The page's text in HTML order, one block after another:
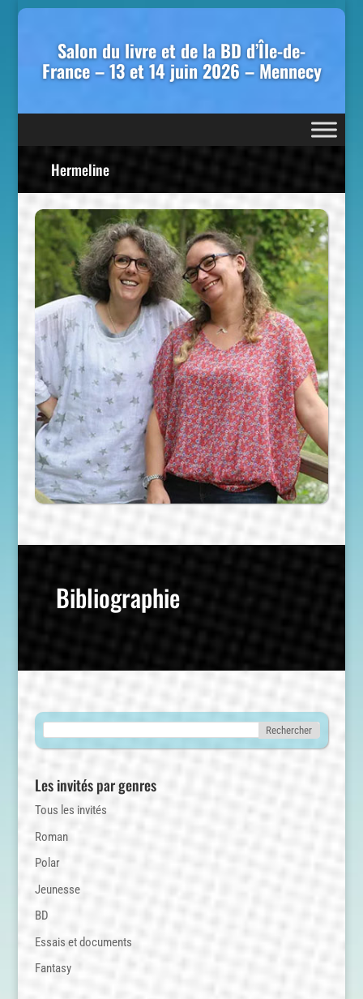
Salon du livre et de la BD d’Île-de-
France – 13 et 14 juin 2026 – Mennecy
Hermeline
Bibliographie
Les invités par genres
Tous les invités
Roman
Polar
Jeunesse
BD
Essais et documents
Fantasy